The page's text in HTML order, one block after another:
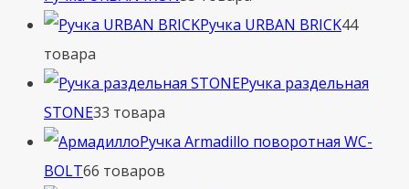
Ручка URBAN BRICK44
товара
Ручка раздельная
STONE33 товара
Ручка Armadillo поворотная WC-
BOLT66 товаров